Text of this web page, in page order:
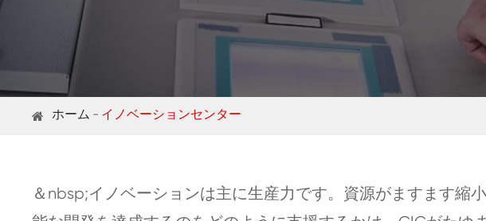
ホーム イノベーションセンター
＆nbsp;イノベーションは主に生産力です。資源がますます縮